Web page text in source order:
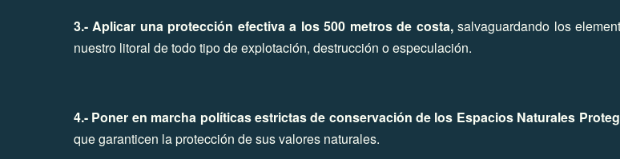
3.- Aplicar una protección efectiva a los 500 metros de costa,salvaguardando los
nuestro litoral de todo tipo de explotación, destrucción o especulación.
4.- Poner en marcha políticas estrictas de conservación de los Espacios Naturales
que garanticen la protección de sus valores naturales.